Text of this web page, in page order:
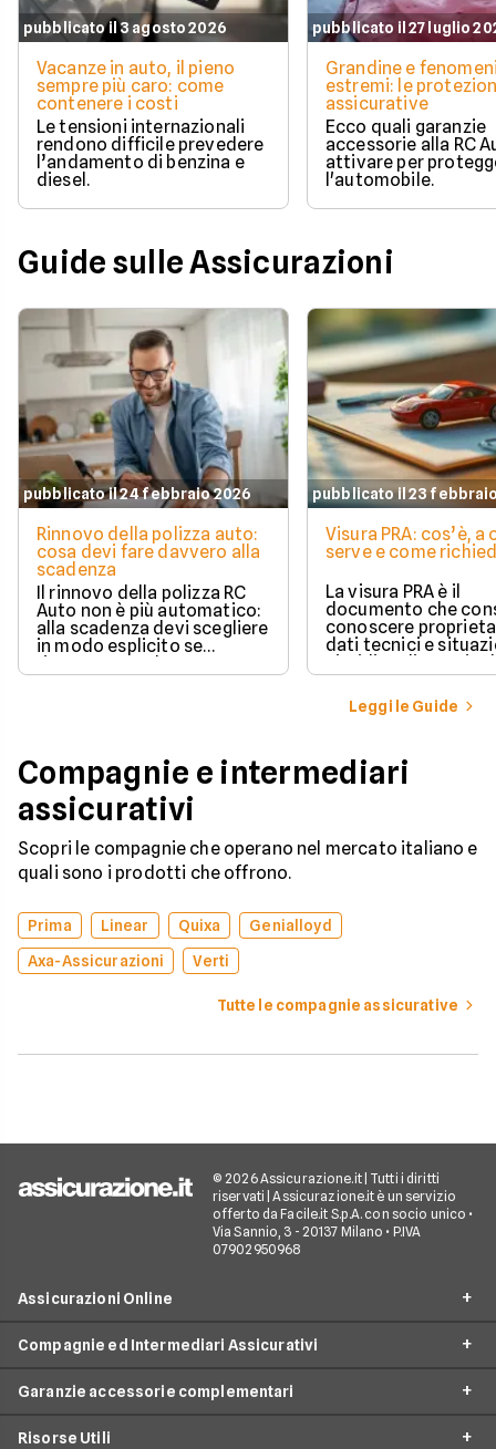
pubblicato il 3 agosto 2026
Vacanze in auto, il pieno
sempre più caro: come
contenere i costi
Le tensioni internazionali
rendono difficile prevedere
l’andamento di benzina e
diesel.
pubblicato il 27 luglio
Grandine e
estremi: le
assicurative
Ecco quali garanzie
accessorie alla RC
attivare per
l'automobile.
Guide sulle Assicurazioni
pubblicato il 24 febbraio 2026
Rinnovo della polizza auto:
cosa devi fare davvero alla
scadenza
Il rinnovo della polizza RC
Auto non è più automatico:
alla scadenza devi scegliere
in modo esplicito se
rinnovare con la stessa
compagnia o stipulare un
pubblicato il 23
Visura PRA: cos’è, a
serve e come
La visura PRA è il
documento che
conoscere
dati tecnici e
giuridica di un
iscritto al Pubblico
Automobilistico.
Leggi le Guide
Compagnie e intermediari
assicurativi
Scopri le compagnie che operano nel mercato italiano e
quali sono i prodotti che offrono.
Prima Linear Quixa
Genialloyd
Axa-Assicurazioni
Verti
Tutte le compagnie assicurative
© 2026 Assicurazione.it | Tutti i diritti
riservati | Assicurazione.it è un servizio
offerto da Facile.it S.p.A. con socio unico •
Via Sannio, 3 - 20137 Milano • P.IVA
07902950968
Assicurazioni Online
RC Auto
RC Moto
Assicurazione Ciclomotore
Compagnie ed Intermediari Assicurativi
Allianz Direct
Garanzie accessorie complementari
Risorse Utili